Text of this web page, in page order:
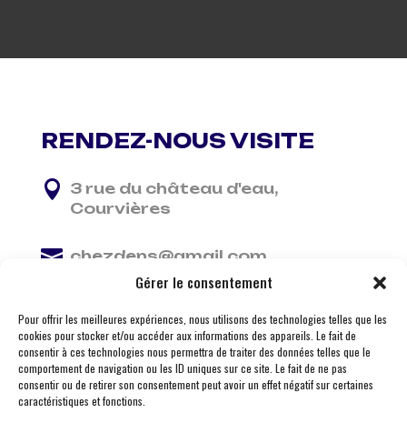
Gérer le consentement
Pour offrir les meilleures expériences, nous utilisons des technologies telles que les
cookies pour stocker et/ou accéder aux informations des appareils. Le fait de
consentir à ces technologies nous permettra de traiter des données telles que le
comportement de navigation ou les ID uniques sur ce site. Le fait de ne pas
consentir ou de retirer son consentement peut avoir un effet négatif sur certaines
caractéristiques et fonctions.
RENDEZ-NOUS VISITE
 3 rue du château d'eau,
Courvières
 chezdens@gmail.com